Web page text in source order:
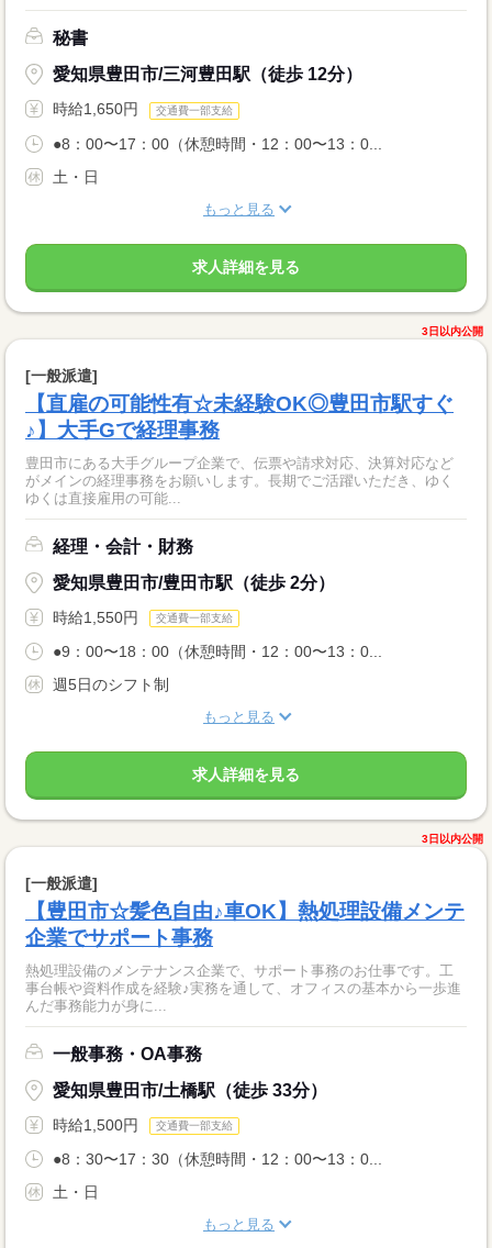
秘書
愛知県豊田市/三河豊田駅（徒歩 12分）
時給1,650円 交通費一部支給
●8：00〜17：00（休憩時間・12：00〜13：0...
土・日
もっと見る
求人詳細を見る
3日以内公開
[一般派遣]
【直雇の可能性有☆未経験OK◎豊田市駅すぐ
♪】大手Gで経理事務
豊田市にある大手グループ企業で、伝票や請求対応、決算対応など
がメインの経理事務をお願いします。長期でご活躍いただき、ゆく
ゆくは直接雇用の可能...
経理・会計・財務
愛知県豊田市/豊田市駅（徒歩 2分）
時給1,550円 交通費一部支給
●9：00〜18：00（休憩時間・12：00〜13：0...
週5日のシフト制
もっと見る
求人詳細を見る
3日以内公開
[一般派遣]
【豊田市☆髪色自由♪車OK】熱処理設備メンテ
企業でサポート事務
熱処理設備のメンテナンス企業で、サポート事務のお仕事です。工
事台帳や資料作成を経験♪実務を通して、オフィスの基本から一歩進
んだ事務能力が身に...
一般事務・OA事務
愛知県豊田市/土橋駅（徒歩 33分）
時給1,500円 交通費一部支給
●8：30〜17：30（休憩時間・12：00〜13：0...
土・日
もっと見る